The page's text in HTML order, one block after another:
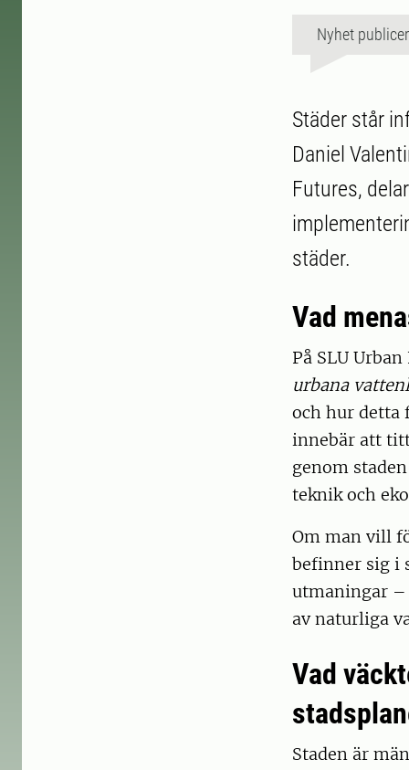
Nyhet
Städer står
Daniel
Futures,
städer.
Vad
På SLU
urbana
och hur detta
innebär att
genom
teknik och
Om man vill
befinner sig i
utmaningar –
av naturliga
Vad
Staden är